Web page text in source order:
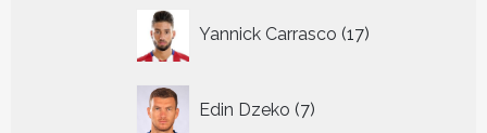
Yannick Carrasco 17
producten
Edin Dzeko 7
producten